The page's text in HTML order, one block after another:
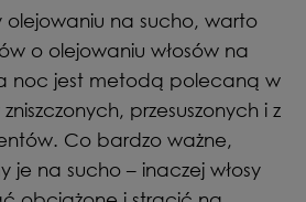
olejowaniu na sucho, warto
o olejowaniu włosów na
noc jest metodą polecaną w
przesuszonych i z
Co bardzo ważne,
je na sucho – inaczej włosy